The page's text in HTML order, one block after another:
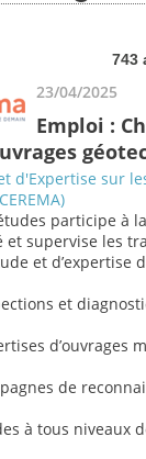
743
23/04/2025
Emploi :
d'Expertise sur
participe à
supervise les
et d’expertise
et
de
à tous niveaux